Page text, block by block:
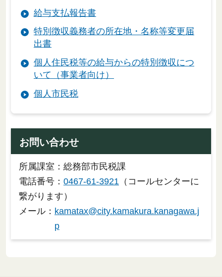
給与支払報告書
特別徴収義務者の所在地・名称等変更届
出書
個人住民税等の給与からの特別徴収につ
いて（事業者向け）
個人市民税
お問い合わせ
所属課室：総務部市民税課
電話番号： 0467-61-3921 （コールセンターに
繋がります）
メール： kamatax@city.kamakura.kanagawa.j
p